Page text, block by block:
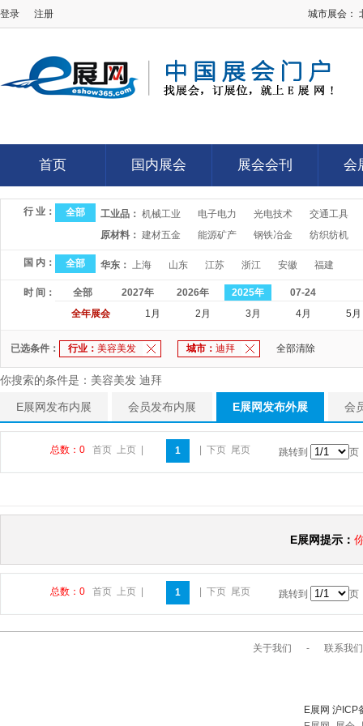
登录 注册 城市展会：
首页
首页
国内展会
国内展会
展会会刊
展会会刊
会
会
行 业： 全部 工业品： 机械工业 电子电力 光电技术
交通工具
原材料： 建材五金 能源矿产 钢铁冶金 纺织纺机
国 内： 全部 华东： 上海 山东 江苏 浙江 安徽 福建
时 间： 全部 2027年 2026年 2025年
07-24
全年展会
1月 2月 3月 4月 5月
已选条件： 行业： 美容美发 城市： 迪拜 全部清除
你搜索的条件是：美容美发 迪拜
E展网发布内展 会员发布内展 E展网发布外展 会
总数：0 首页 上页 1 下页 尾页 跳转到 页
E展网提示：
总数：0 首页 上页 1 下页 尾页 跳转到 页
关于我们 - 联系我们
E展网 沪